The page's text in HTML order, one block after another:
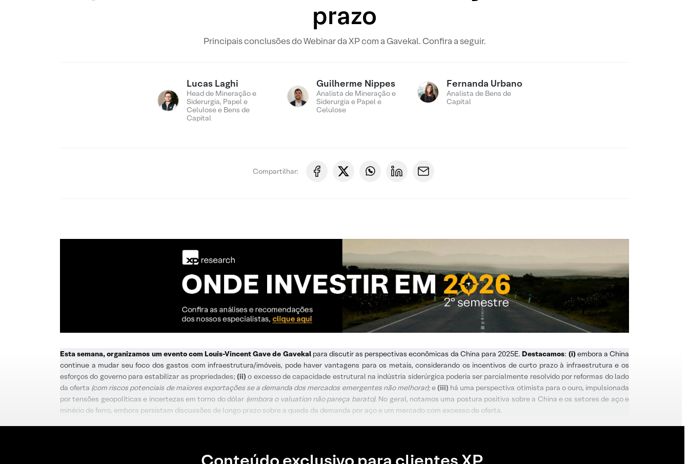
prazo
Principais conclusões do Webinar da XP com a Gavekal. Confira a seguir.
Lucas Laghi
Head de Mineração e
Siderurgia, Papel e
Celulose e Bens de
Capital
Guilherme Nippes
Analista de Mineração e
Siderurgia e Papel e
Celulose
Fernanda Urbano
Analista de Bens de
Capital
Compartilhar:
Esta semana, organizamos um evento com Louis-Vincent Gave de Gavekalpara discutir as perspectivas econômicas da China para 2025E. Destacamos: (i)embora a China
continue a mudar seu foco dos gastos com infraestrutura/imóveis, pode haver vantagens para os metais, considerando os incentivos de curto prazo à infraestrutura e os
esforços do governo para estabilizar as propriedades;(ii)o excesso de capacidade estrutural na indústria siderúrgica poderia ser parcialmente resolvido por reformas do lado
da oferta (com riscos potenciais de maiores exportações se a demanda dos mercados emergentes não melhorar);e(iii) há uma perspectiva otimista para o ouro, impulsionada
por tensões geopolíticas e incertezas em torno do dólar (embora o valuation não pareça barato). No geral, notamos uma postura positiva sobre a China e os setores de aço e
minério de ferro, embora persistam discussões de longo prazo sobre a queda da demanda por aço e um mercado com excesso de oferta.